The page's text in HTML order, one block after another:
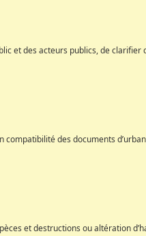
et des acteurs publics, de clarifier
compatibilité des documents
et destructions ou altération